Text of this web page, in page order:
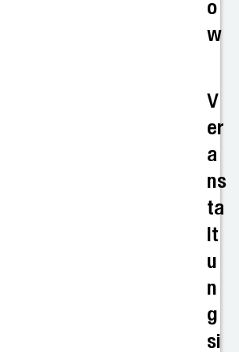
o
w
V
er
a
ns
ta
lt
u
n
g
si